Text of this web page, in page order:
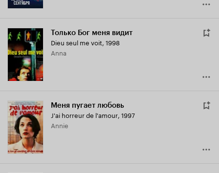
Только Бог меня видит
Dieu seul me voit, 1998
Anna
Меня пугает любовь
J'ai horreur de l'amour, 1997
Annie